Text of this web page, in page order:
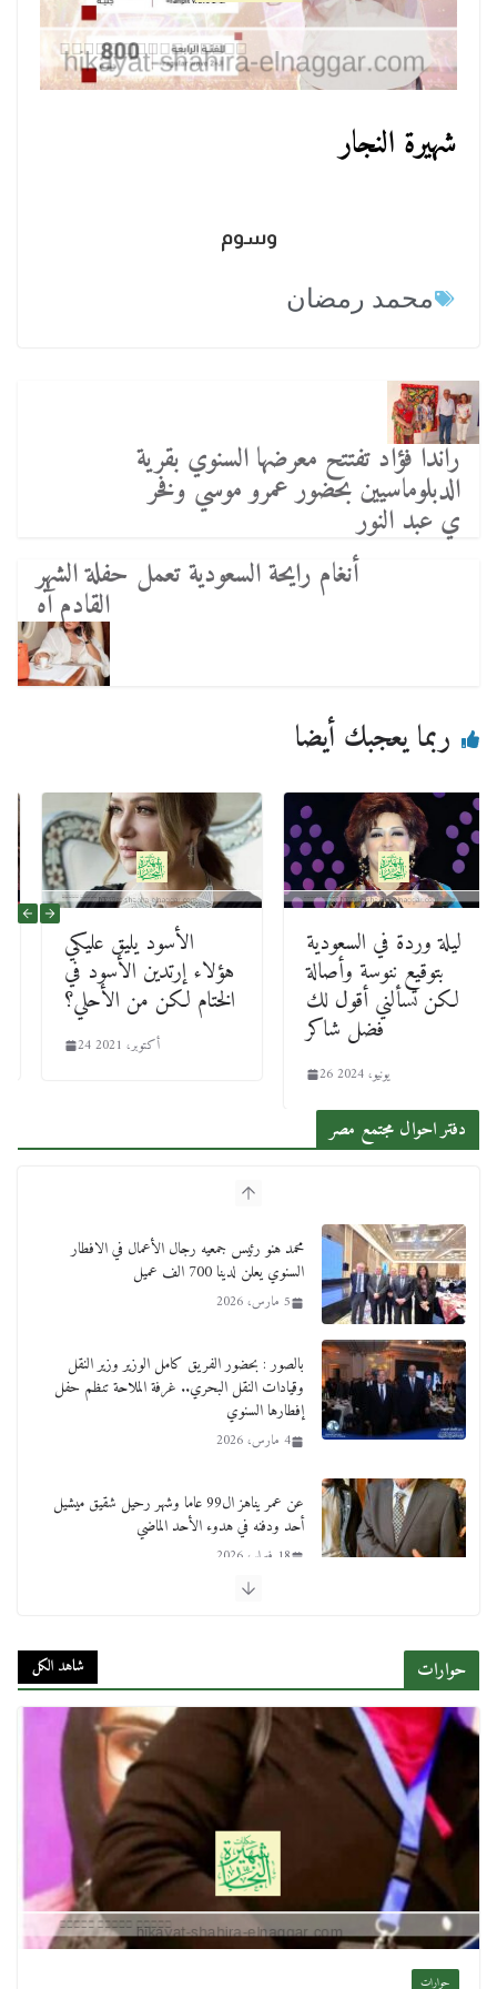
شهيرة النجار
وسوم
محمد رمضان
راندا فؤاد تفتتح معرضها السنوي بقرية
الدبلوماسيين بحضور عمرو موسي وفخر
ي عبد النور
أنغام رايحة السعودية تعمل حفلة الشهر
القادم آه
ربما يعجبك أيضا
الأسود يليق عليكي
هؤلاء إرتدين الأسود في
الختام لكن من الأحلي؟
24 أكتوبر، 2021
ليلة وردة في السعودية
بتوقيع ننوسة وأصالة
لكن تسألني أقول لك
فضل شاكر
26 يونيو، 2024
دفتر احوال مجتمع مصر
محمد هنو رئيس جمعيه رجال الأعمال في الافطار
السنوي يعلن لدينا 700 الف عميل
5 مارس، 2026
بالصور : بحضور الفريق كامل الوزير وزير النقل
وقيادات النقل البحري.. غرفة الملاحة تنظم حفل
إفطارها السنوي
4 مارس، 2026
عن عمر يناهز ال99 عاما وشهر رحيل شقيق ميشيل
أحد ودفنه في هدوء الأحد الماضي
18 فبراير، 2026
لجنة النقل والمواصلات بمجلس النواب ترسم خارطة
طريق لتطوير المنظومة .. ومصيلحي يطالب بـ«لجان
نوعية متخصصة» وربط التمويل بالإنجاز.
ماذا تعرف عن القويري غير انه بتاع الشمعدان
والإعلانات ؟
18 يناير، 2026
حوارات شاهد الكل
حوارات